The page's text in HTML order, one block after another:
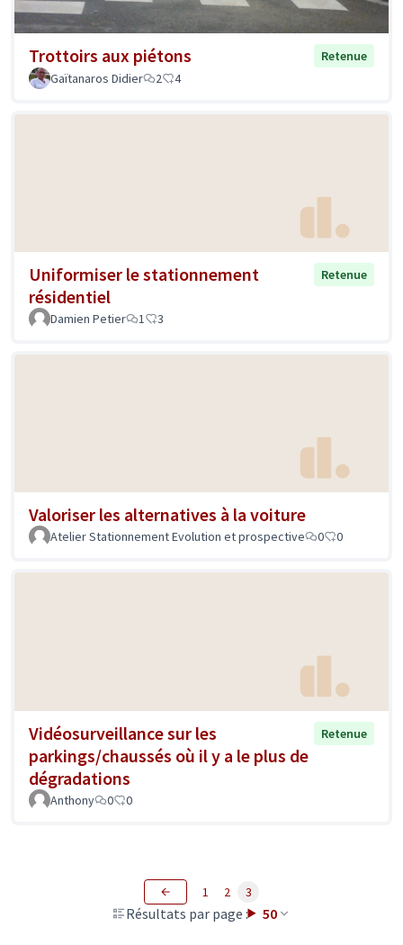
Trottoirs aux piétons
Retenue
Gaïtanaros Didier
2 4
Uniformiser le stationnement
résidentiel
Retenue
Damien Petier 1 3
Valoriser les alternatives à la voiture
Atelier Stationnement Evolution et prospective 0 0
Vidéosurveillance sur les
parkings/chaussés où il y a le plus de
dégradations
Retenue
Anthony 0 0
Résultats par page : 50
1 2 3